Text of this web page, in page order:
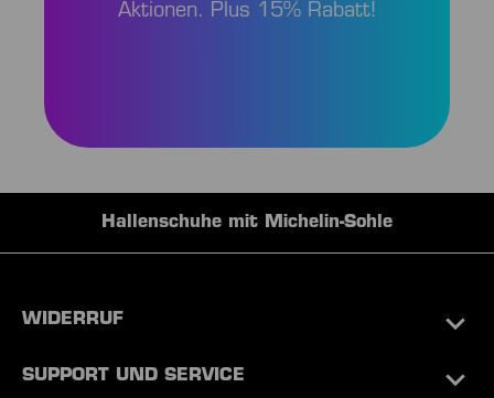
Aktionen. Plus 15% Rabatt!
mit Michelin-Sohle
WIDERRUF
SUPPORT UND SERVICE